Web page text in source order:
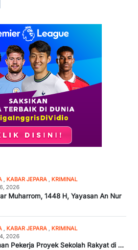
, KABAR JEPARA , KRIMINAL
2026
Muharrom, 1448 H, Yayasan An Nur
, KABAR JEPARA , KRIMINAL
2026
Pekerja Proyek Sekolah Rakyat di ...